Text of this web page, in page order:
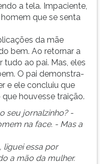
a tela. Impaciente,
que se senta
da mãe
bem. Ao retornar a
ao pai. Mas, eles
O pai demonstra-
e ele concluiu que
houvesse traição.
seu jornalzinho? -
na face. - Mas a
liguei essa por
a mão da mulher.